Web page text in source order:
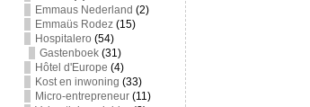
Emmaus Nederland (2)
Emmaüs Rodez(15)
Hospitalero (54)
Gastenboek(31)
Hôtel d'Europe (4)
Kost en inwoning (33)
Micro-entrepreneur(11)